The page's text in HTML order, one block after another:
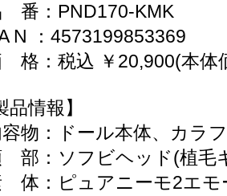
番：PND170-KMK
N ：4573199853369
格：税込 ￥20,900(本体
品情報】
物：ドール本体、カラ
部：ソフビヘッド(植毛
体：ピュアニーモ2エモ